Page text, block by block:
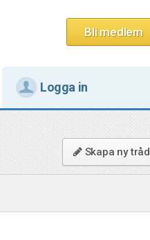
Bli medlem
Logga in
Skapa ny tråd